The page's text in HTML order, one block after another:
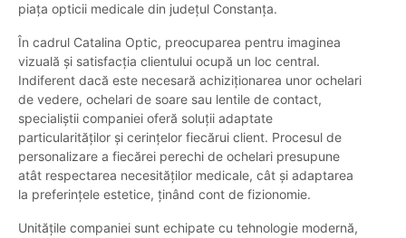
piața opticii medicale din județul Constanța.
În cadrul Catalina Optic, preocuparea pentru imaginea
vizuală și satisfacția clientului ocupă un loc central.
Indiferent dacă este necesară achiziționarea unor ochelari
de vedere, ochelari de soare sau lentile de contact,
specialiștii companiei oferă soluții adaptate
particularităților și cerințelor fiecărui client. Procesul de
personalizare a fiecărei perechi de ochelari presupune
atât respectarea necesităților medicale, cât și adaptarea
la preferințele estetice, ținând cont de fizionomie.
Unitățile companiei sunt echipate cu tehnologie modernă,